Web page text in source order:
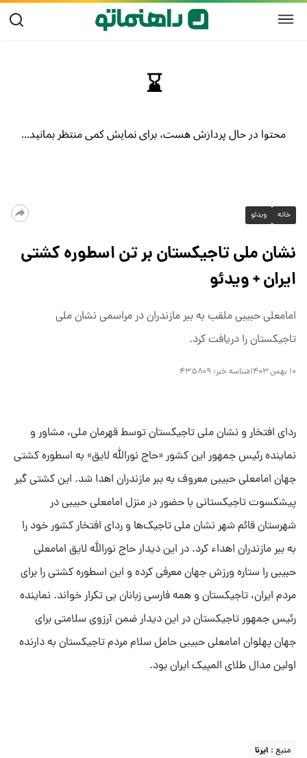
خانه ویدئو
نشان ملی تاجیکستان بر تن اسطوره کشتی
ایران + ویدئو
امامعلی حبیبی ملقب به ببر مازندران در مراسمی نشان ملی
تاجیکستان را دریافت کرد.
۱۰ بهمن ۱۴۰۳ شناسه خبر: ۴۳۵۸۰۹
ردای افتخار و نشان ملی تاجیکستان توسط قهرمان ملی، مشاور و
نماینده رئیس جمهور این کشور «حاج نورالله لایق» به اسطوره کشتی
جهان امامعلی حبیبی معروف به ببر مازندران اهدا شد. این کشتی گیر
پیشکسوت تاجیکستانی با حضور در منزل امامعلی حبیبی در
شهرستان قائم شهر نشان ملی تاجیک‌ها و ردای افتخار کشور خود را
به ببر مازندران اهداء کرد. در این دیدار حاج نورالله لایق امامعلی
حبیبی را ستاره ورزش جهان معرفی کرده و این اسطوره کشتی را برای
مردم ایران، تاجیکستان و همه فارسی زبانان بی تکرار خواند. نماینده
رئیس جمهور تاجیکستان در این دیدار ضمن آرزوی سلامتی برای
جهان پهلوان امامعلی حبیبی حامل سلام مردم تاجیکستان به دارنده
اولین مدال طلای المپیک ایران بود.
منبع : ایرنا